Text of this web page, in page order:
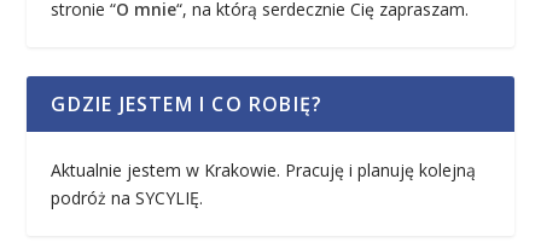
stronie “O mnie“, na którą serdecznie Cię zapraszam.
GDZIE JESTEM I CO ROBIĘ?
Aktualnie jestem w Krakowie. Pracuję i planuję kolejną
podróż na SYCYLIĘ.